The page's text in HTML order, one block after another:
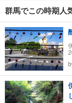
群馬でこの時期人